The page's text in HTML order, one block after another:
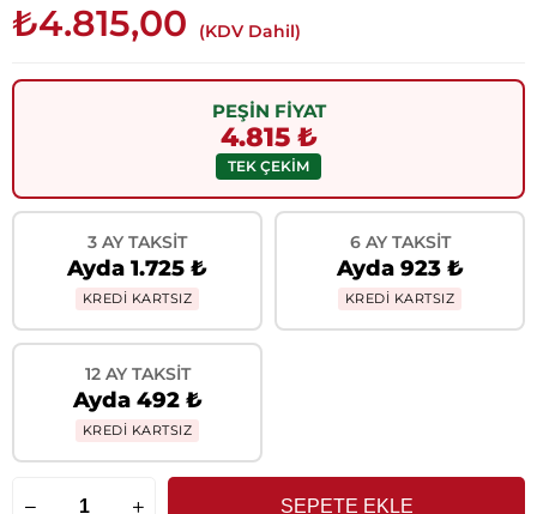
₺4.815,00 (KDV Dahil)
PEŞİN FİYAT
4.815 ₺
TEK ÇEKİM
3 AY TAKSIT
Ayda 1.725 ₺
KREDİ KARTSIZ
6 AY TAKSIT
Ayda 923 ₺
KREDİ KARTSIZ
12 AY TAKSIT
Ayda 492 ₺
KREDİ KARTSIZ